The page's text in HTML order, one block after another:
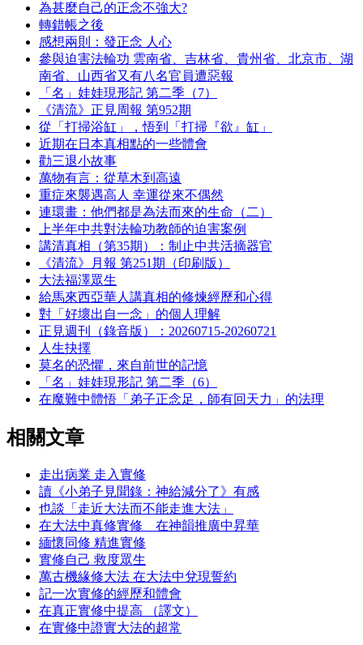
為甚麼自己的正念不強大?
轉錯帳之後
感想兩則：發正念 人心
參與迫害法輪功 雲南省、吉林省、貴州省、北京市、湖
南省、山西省又有八名官員遭惡報
「名」娃娃現形記 第二季（7）
《清流》正見周報 第952期
從「打掃浴缸」，悟到「打掃『欲』缸」
近期在日本真相點的一些體會
勸三退小故事
萬物有言：從草木到高遠
重症來襲遇高人 幸運從來不偶然
連環畫：他們都是為法而來的生命（二）
上半年中共對法輪功教師的迫害案例
講清真相（第35期）：制止中共活摘器官
《清流》月報 第251期（印刷版）
大法福澤眾生
給馬來西亞華人講真相的修煉經歷和心得
對「好壞出自一念」的個人理解
正見週刊（錄音版）：20260715-20260721
人生抉擇
莫名的恐懼，來自前世的記憶
「名」娃娃現形記 第二季（6）
在魔難中體悟「弟子正念足，師有回天力」的法理
相關文章
走出病業 走入實修
讀《小弟子見聞錄：神給減分了》有感
也談「走近大法而不能走進大法」
在大法中真修實修 在神韻推廣中昇華
緬懷同修 精進實修
實修自己 救度眾生
萬古機緣修大法 在大法中兌現誓約
記一次實修的經歷和體會
在真正實修中提高 （譯文）
在實修中證實大法的超常